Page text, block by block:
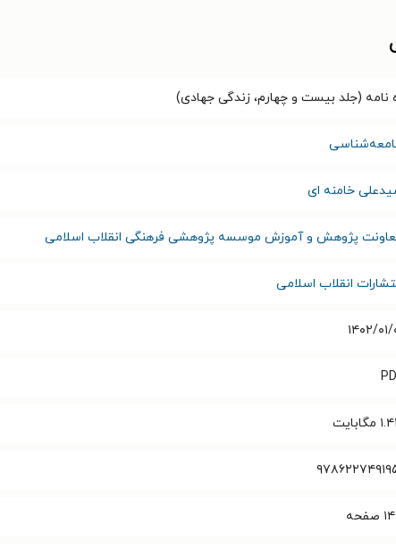
نامه (جلد بیست و چهارم، زندگی جهادی)
خامنه ای
پژوهش و آموزش موسسه پژوهشی فرهنگی انقلاب اسلامی
انقلاب اسلامی
۰۱/۰۱
مگابایت
صفحه